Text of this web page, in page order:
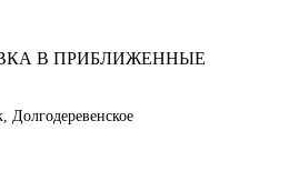
В ПРИБЛИЖЕННЫЕ
Долгодеревенское